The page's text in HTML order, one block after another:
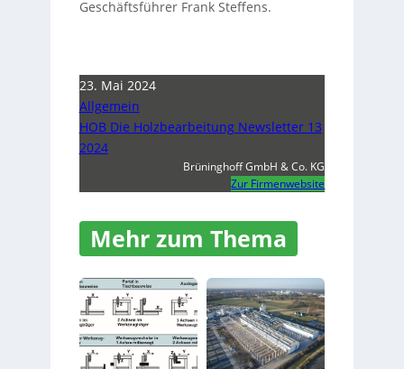
Geschäftsführer Frank Steffens.
23. Mai 2024
Allgemein
HOB Die Holzbearbeitung Newsletter 13
2024
Brüninghoff GmbH & Co. KG
Zur Firmenwebsite
Mehr zum Thema